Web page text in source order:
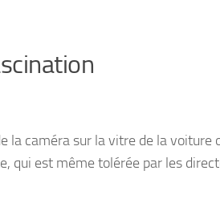
la caméra sur la vitre de la voiture
qui est même tolérée par les